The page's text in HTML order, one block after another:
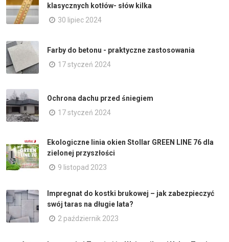
klasycznych kotłów- słów kilka
30 lipiec 2024
Farby do betonu - praktyczne zastosowania
17 styczeń 2024
Ochrona dachu przed śniegiem
17 styczeń 2024
Ekologiczne linia okien Stollar GREEN LINE 76 dla
zielonej przyszłości
9 listopad 2023
Impregnat do kostki brukowej – jak zabezpieczyć
swój taras na długie lata?
2 październik 2023